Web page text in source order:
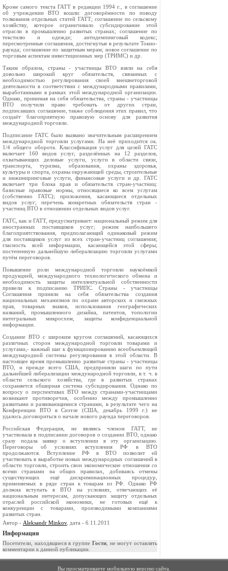
Кроме самого текста ГАТТ в редакции 1994 г., в соглашение
об учреждении ВТО вошли: договорённости по поводу
толкования отдельных статей ГАТТ; соглашение по сельскому
хозяйству, которое ограничивало субсидирование этой
отрасли в промышленно развитых странах; соглашение по
текстилю и одежде; антидемпинговый кодекс;
пересмотренные соглашения, достигнутые в результате Токио-
раунда; соглашение по защитным мерам; новое соглашение по
торговым аспектам инвестиционных мер (ТРИМС) и др.
Таким образом, страны - участницы ВТО взяли на себя
довольно широкий круг обязательств, связанных с
необходимостью регулирования своей внешнеторговой
деятельности в соответствии с международными правилами,
выработанными в рамках этой международной организации.
Однако, принимая на себя обязательства, страны - участницы
ВТО получили право требовать от других стран,
подписавших соглашение, также соблюдения этих правил, что
создаёт благоприятную правовую основу для развития
международной торговли.
Подписание ГАТС было вызвано значительным расширением
международной торговли услугами. На неё приходится ок.
1/4 общего оборота. Классификация услуг для целей ГАТС
включает 160 видов услуг, разделённых на 12 разделов,
охватывающих деловые услуги, услуги в области связи,
транспорта, туризма, образования, охраны здоровья,
культуры и спорта, охраны окружающей среды, строительные
и инжиниринговые услуги, финансовые услуги и др. ГАТС
включает три блока прав и обязательств стран-участниц:
базисные правовые нормы, относящиеся ко всем услугам
(собственно ГАТС); приложения, касающиеся отдельных
видов услуг; перечень конкретных обязательств стран -
участниц ВТО в отношении отдельных видов услуг.
ГАТС, как и ГАТТ, предусматривает: национальный режим для
иностранных поставщиков услуг; режим наибольшего
благоприятствования, предполагающий одинаковый режим
для поставщиков услуг из всех стран-участниц соглашения;
гласность всей информации, касающейся этой сферы;
постепенную дальнейшую либерализацию торговли услугами
путём переговоров.
Повышение роли международной торговли наукоёмкой
продукцией, международного технологического обмена и
необходимость защиты интеллектуальной собственности
привели к подписанию ТРИПС. Страны - участницы
Соглашения приняли на себя обязательства создания
национальных механизмов по охране авторских и смежных
прав, товарных знаков, использования географических
названий, промышленного дизайна, патентов, топологии
интегральных микросхем, защиты конфиденциальной
информации.
Создание ВТО с широким кругом соглашений, касающихся
различных сторон международной торговли товарами и
услугами,- важный шаг к функционированию всеобъемлющей
международной системы регулирования в этой области. В
настоящее время промышленно развитые страны - участницы
ВТО, и прежде всего США, предприняли шаги по пути
дальнейшей либерализации международной торговли, в т. ч. в
области сельского хозяйства, где в развитых странах
сохраняется обширная система субсидирования. Однако по
вопросу о перспективах ВТО между странами-участницами
возникают противоречия, особенно между промышленно
развитыми и развивающимися странами, в результате чего на
Конференции ВТО в Сиэтле (США, декабрь 1999 г.) не
удалось договориться о начале нового раунда переговоров.
Российская Федерация, не являясь членом ГАТТ, не
участвовала в подписании договоров о создании ВТО, однако
сразу подала заявку о вступлении в эту организацию.
Переговоры об условиях вступления РФ в ВТО
продолжаются. Вступление РФ в ВТО позволит ей
участвовать в выработке новых международных соглашений в
области торговли, строить свои экономические отношения со
всеми странами на общих правилах, добиваясь отмены
существующих ещё дискриминационных процедур,
применяемых в ряде стран к товарам из РФ. Однако РФ
должна вступать в ВТО на условиях, отвечающих её
национальным интересам, допускающих защиту отдельных
отраслей российской экономики, не готовых ещё к
конкуренции с товарами, производимыми компаниями
развитых стран.
Автор - Aleksandr Minkov, дата - 6.11.2011
Информация
Посетители, находящиеся в группе Гости, не могут оставлять
комментарии к данной публикации.
Вы просматриваете мобильную версию сайта.